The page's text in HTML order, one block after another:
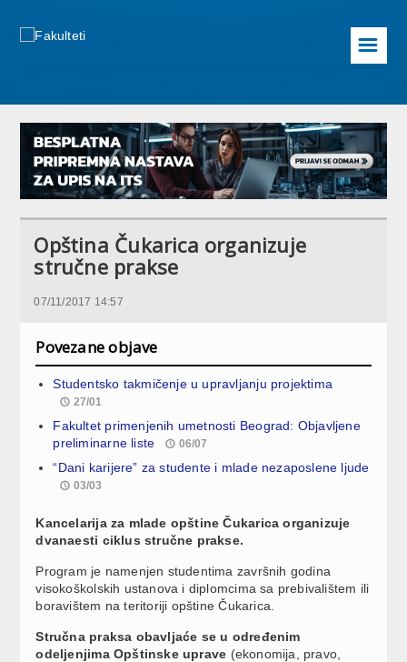
☰
Opština Čukarica organizuje
stručne prakse
07/11/2017 14:57
Povezane objave
Studentsko takmičenje u upravljanju projektima
27/01
Fakultet primenjenih umetnosti Beograd: Objavljene
preliminarne liste
06/07
“Dani karijere” za studente i mlade nezaposlene ljude
03/03
Kancelarija za mlade opštine Čukarica organizuje
dvanaesti ciklus stručne prakse.
Program je namenjen studentima završnih godina
visokoškolskih ustanova i diplomcima sa prebivalištem ili
boravištem na teritoriji opštine Čukarica.
Stručna praksa obavljaće se u određenim
odeljenjima Opštinske uprave (ekonomija, pravo,